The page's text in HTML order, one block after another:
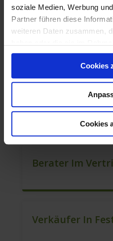
soziale Medien, Werbung
Partner führen diese
weiteren Daten zusammen,
gesammelt haben.
Cookies
Cookies